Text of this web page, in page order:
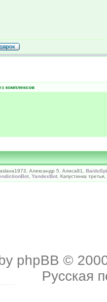
комплексов
Александр 5, Алиса81,
YandexBot , Капустинка
phpBB ©
Русская